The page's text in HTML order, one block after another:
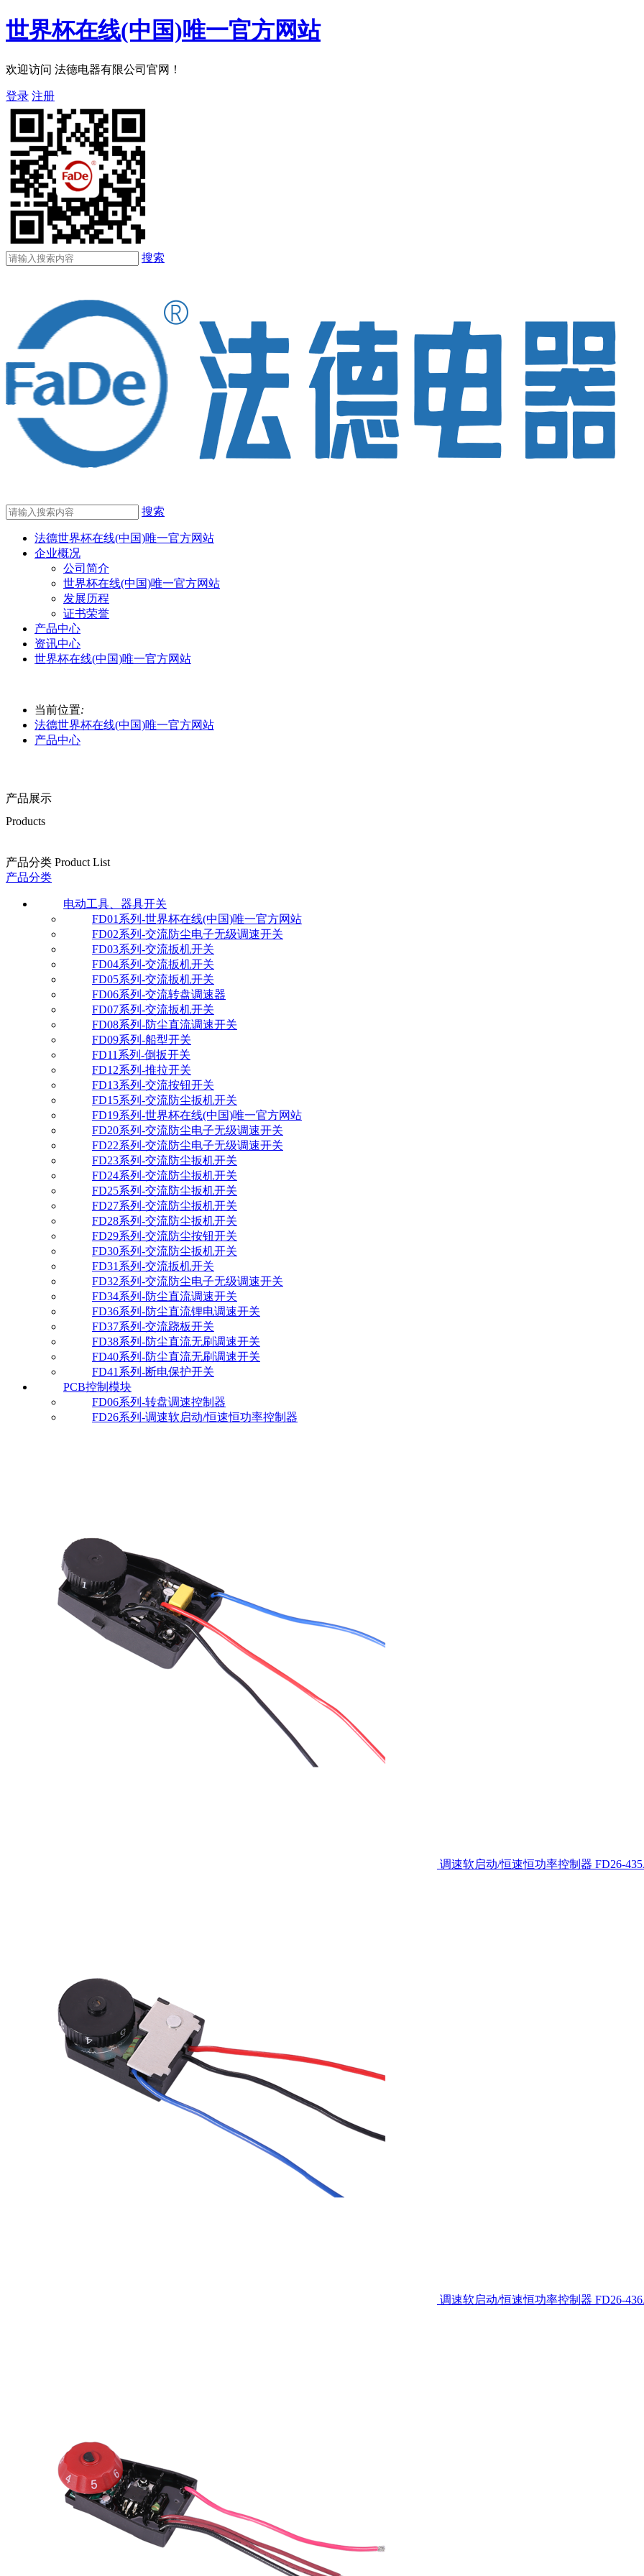
世界杯在线(中国)唯一官方网站
欢迎访问 法德电器有限公司官网！
登录 注册
搜索
搜索
法德世界杯在线(中国)唯一官方网站
企业概况
公司简介
世界杯在线(中国)唯一官方网站
发展历程
证书荣誉
产品中心
资讯中心
世界杯在线(中国)唯一官方网站
当前位置:
法德世界杯在线(中国)唯一官方网站
产品中心
产品展示
Products
产品分类 Product List
产品分类
电动工具、器具开关
FD01系列-世界杯在线(中国)唯一官方网站
FD02系列-交流防尘电子无级调速开关
FD03系列-交流扳机开关
FD04系列-交流扳机开关
FD05系列-交流扳机开关
FD06系列-交流转盘调速器
FD07系列-交流扳机开关
FD08系列-防尘直流调速开关
FD09系列-船型开关
FD11系列-倒扳开关
FD12系列-推拉开关
FD13系列-交流按钮开关
FD15系列-交流防尘扳机开关
FD19系列-世界杯在线(中国)唯一官方网站
FD20系列-交流防尘电子无级调速开关
FD22系列-交流防尘电子无级调速开关
FD23系列-交流防尘扳机开关
FD24系列-交流防尘扳机开关
FD25系列-交流防尘扳机开关
FD27系列-交流防尘扳机开关
FD28系列-交流防尘扳机开关
FD29系列-交流防尘按钮开关
FD30系列-交流防尘扳机开关
FD31系列-交流扳机开关
FD32系列-交流防尘电子无级调速开关
FD34系列-防尘直流调速开关
FD36系列-防尘直流锂电调速开关
FD37系列-交流跷板开关
FD38系列-防尘直流无刷调速开关
FD40系列-防尘直流无刷调速开关
FD41系列-断电保护开关
PCB控制模块
FD06系列-转盘调速控制器
FD26系列-调速软启动/恒速恒功率控制器
调速软启动/恒速恒功率控制器 FD26-
调速软启动/恒速恒功率控制器 FD26-